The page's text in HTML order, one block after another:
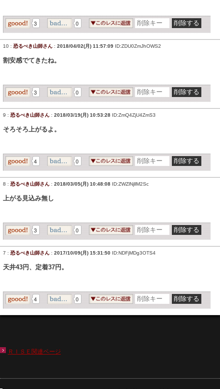
3 0
10 : 恐るべき山師さん : 2018/04/02(月) 11:57:09 ID:ZDU0ZmJhOWS2
割安感でてきたね。
3 0
9 : 恐るべき山師さん : 2018/03/19(月) 10:53:28 ID:ZmQ4ZjU4ZmS3
そろそろ上がるよ。
4 0
8 : 恐るべき山師さん : 2018/03/05(月) 10:48:08 ID:ZWZlNjllM2Sc
上がる見込み無し
3 0
7 : 恐るべき山師さん : 2017/10/09(月) 15:31:50 ID:NDFjMDg3OTS4
天井43円、定着37円。
4 0
ＲＩＳＥ関連ページ